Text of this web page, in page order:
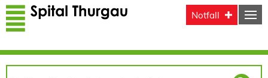
Direkt zum Inhalt
Notfall